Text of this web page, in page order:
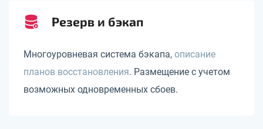
Резерв и бэкап
Многоуровневая система бэкапа, описание
планов восстановления. Размещение с учетом
возможных одновременных сбоев.